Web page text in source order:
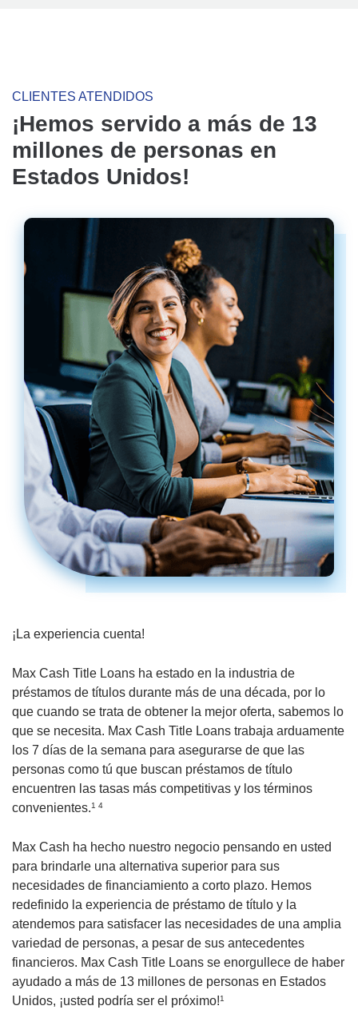
CLIENTES ATENDIDOS
¡Hemos servido a más de 13
millones de personas en
Estados Unidos!
¡La experiencia cuenta!
Max Cash Title Loans ha estado en la industria de
préstamos de títulos durante más de una década, por lo
que cuando se trata de obtener la mejor oferta, sabemos lo
que se necesita. Max Cash Title Loans trabaja arduamente
los 7 días de la semana para asegurarse de que las
personas como tú que buscan préstamos de título
encuentren las tasas más competitivas y los términos
convenientes.1 4
Max Cash ha hecho nuestro negocio pensando en usted
para brindarle una alternativa superior para sus
necesidades de financiamiento a corto plazo. Hemos
redefinido la experiencia de préstamo de título y la
atendemos para satisfacer las necesidades de una amplia
variedad de personas, a pesar de sus antecedentes
financieros. Max Cash Title Loans se enorgullece de haber
ayudado a más de 13 millones de personas en Estados
Unidos, ¡usted podría ser el próximo!1